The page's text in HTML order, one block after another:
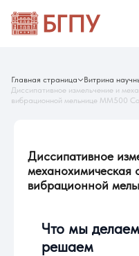
Главная страница
Витрина
Диссипативное измельчение и
вибрационной мельнице MM500
Диссипативное
механохимическая
вибрационной
Что мы
решаем